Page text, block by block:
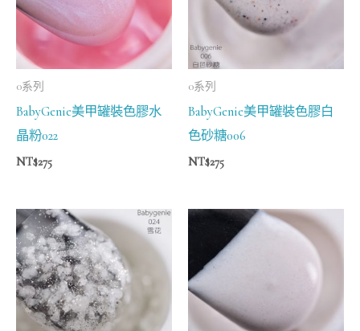
0系列
BabyGenie美甲罐裝色膠水
晶粉022
NT$275
0系列
BabyGenie美甲罐裝色膠白
色砂糖006
NT$275